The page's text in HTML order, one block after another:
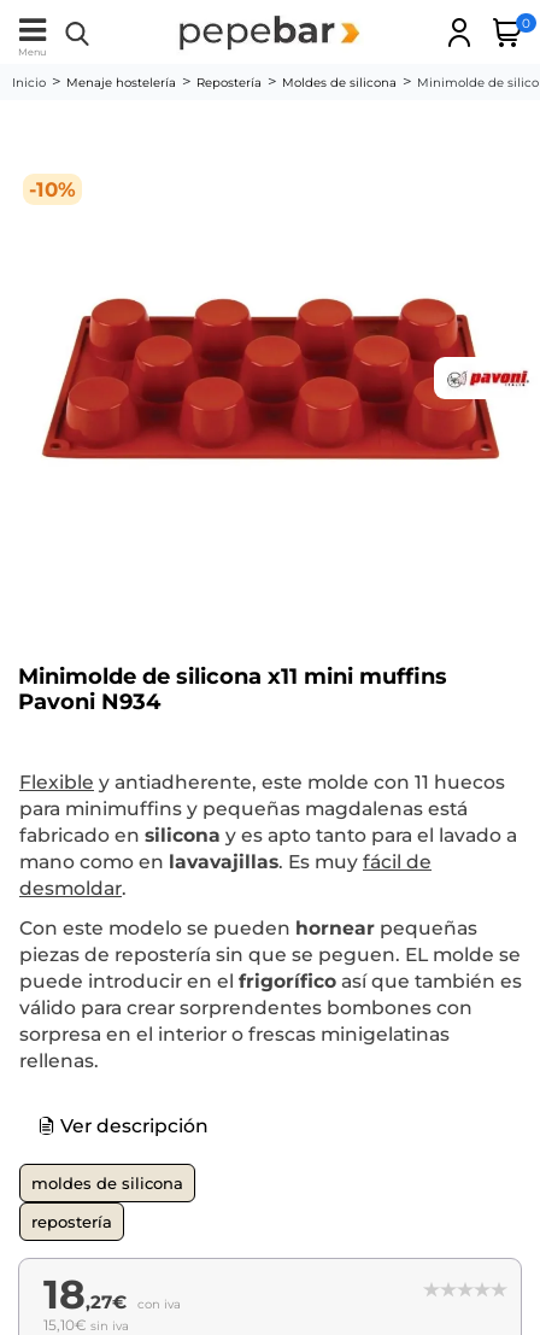
Menu
0
Inicio Menaje hostelería Repostería Moldes de silicona Minimolde de
-10%
Minimolde de silicona x11 mini muffins
Pavoni N934
Flexible y antiadherente, este molde con 11 huecos
para minimuffins y pequeñas magdalenas está
fabricado en silicona y es apto tanto para el lavado a
mano como en lavavajillas. Es muy fácil de
desmoldar.
Con este modelo se pueden hornear pequeñas
piezas de repostería sin que se peguen. EL molde se
puede introducir en el frigorífico así que también es
válido para crear sorprendentes bombones con
sorpresa en el interior o frescas minigelatinas
rellenas.
Ver descripción
moldes de silicona
repostería
18,27€ con iva
15,10€ sin iva